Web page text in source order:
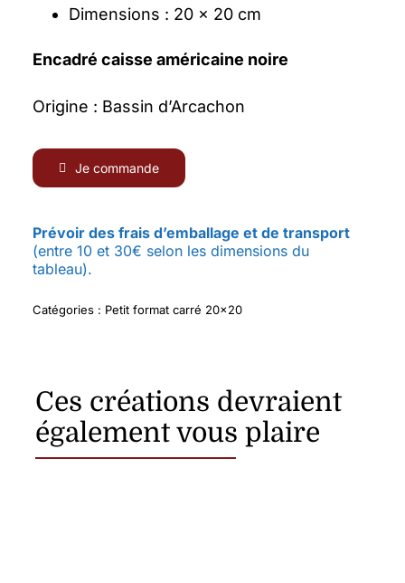
Dimensions : 20 x 20 cm
Encadré caisse américaine noire
Origine : Bassin d’Arcachon
Je commande
Prévoir des frais d’emballage et de transport
(entre 10 et 30€ selon les dimensions du
tableau).
Catégories : Petit format carré 20x20
Ces créations devraient
également vous plaire